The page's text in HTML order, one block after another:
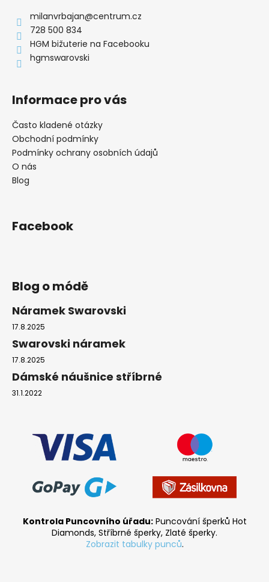
milanvrbajan@centrum.cz
728 500 834
HGM bižuterie na Facebooku
hgmswarovski
Informace pro vás
Často kladené otázky
Obchodní podmínky
Podmínky ochrany osobních údajů
O nás
Blog
Facebook
Blog o módě
Náramek Swarovski
17.8.2025
Swarovski náramek
17.8.2025
Dámské náušnice stříbrné
31.1.2022
Kontrola Puncovního úřadu:Puncování šperků Hot
Diamonds, Stříbrné šperky, Zlaté šperky.
Zobrazit tabulky punců.